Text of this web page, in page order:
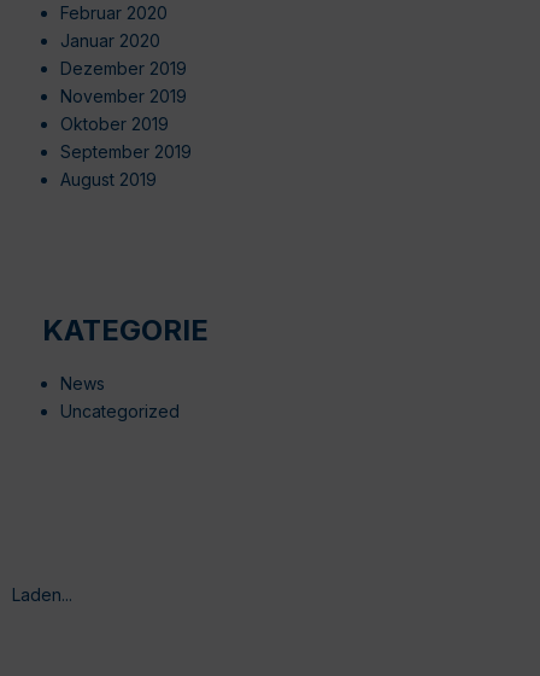
Februar 2020
Januar 2020
Dezember 2019
November 2019
Oktober 2019
September 2019
August 2019
KATEGORIE
News
Uncategorized
Laden...